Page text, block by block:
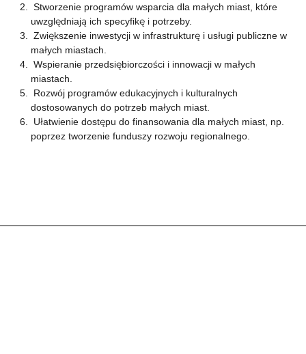
Stworzenie programów wsparcia dla małych miast, które
uwzględniają ich specyfikę i potrzeby.
Zwiększenie inwestycji w infrastrukturę i usługi publiczne w
małych miastach.
Wspieranie przedsiębiorczości i innowacji w małych
miastach.
Rozwój programów edukacyjnych i kulturalnych
dostosowanych do potrzeb małych miast.
Ułatwienie dostępu do finansowania dla małych miast, np.
poprzez tworzenie funduszy rozwoju regionalnego.